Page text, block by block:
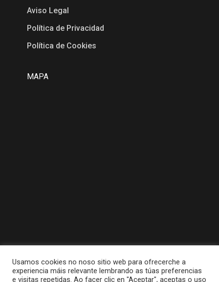
Aviso Legal
Política de Privacidad
Política de Cookies
MAPA
Usamos cookies no noso sitio web para ofrecerche a
experiencia máis relevante lembrando as túas preferencias
e visitas repetidas. Ao facer clic en "Aceptar", aceptas o uso